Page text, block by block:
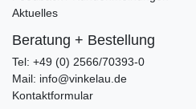
Aktuelles
Beratung + Bestellung
Tel: +49 (0) 2566/70393-0
Mail: info@vinkelau.de
Kontaktformular